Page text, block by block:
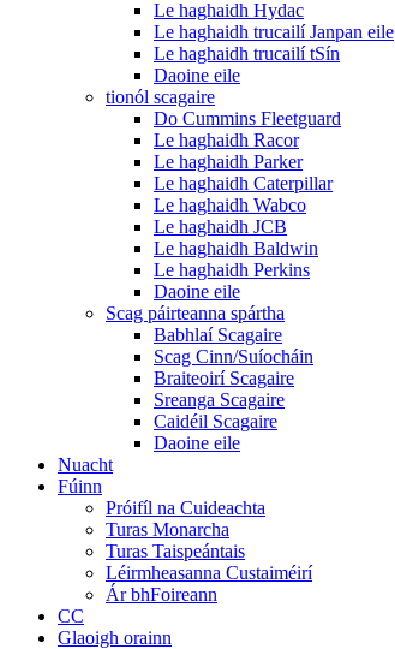
Le haghaidh Hydac
Le haghaidh trucailí Janpan eile
Le haghaidh trucailí tSín
Daoine eile
tionól scagaire
Do Cummins Fleetguard
Le haghaidh Racor
Le haghaidh Parker
Le haghaidh Caterpillar
Le haghaidh Wabco
Le haghaidh JCB
Le haghaidh Baldwin
Le haghaidh Perkins
Daoine eile
Scag páirteanna spártha
Babhlaí Scagaire
Scag Cinn/Suíocháin
Braiteoirí Scagaire
Sreanga Scagaire
Caidéil Scagaire
Daoine eile
Nuacht
Fúinn
Próifíl na Cuideachta
Turas Monarcha
Turas Taispeántais
Léirmheasanna Custaiméirí
Ár bhFoireann
CC
Glaoigh orainn